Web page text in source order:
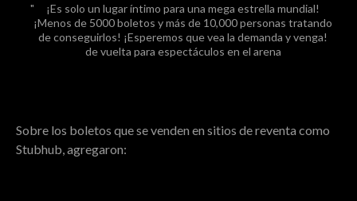
¡Es solo un lugar íntimo para una mega estrella mundial!
¡Menos de 5000 boletos y más de 10,000 personas tratando
de conseguirlos! ¡Esperemos que vea la demanda y venga!
de vuelta para espectáculos en el arena
Sobre los boletos que se venden en sitios de reventa como
Stubhub, agregaron: